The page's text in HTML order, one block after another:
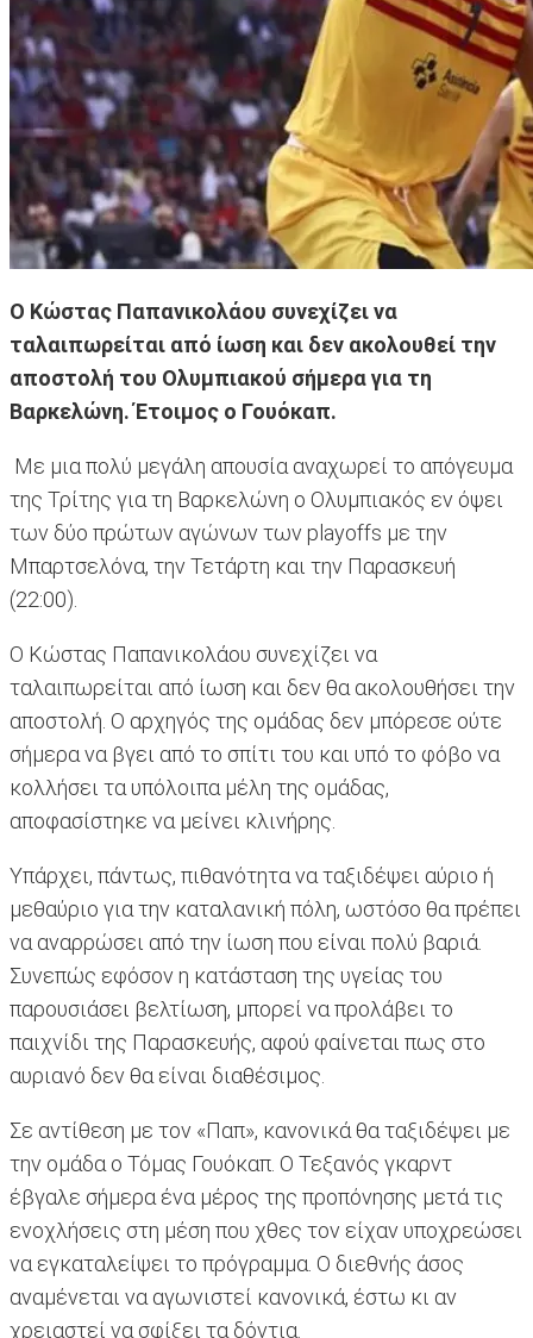
Ο Κώστας Παπανικολάου συνεχίζει να
ταλαιπωρείται από ίωση και δεν ακολουθεί την
αποστολή του Ολυμπιακού σήμερα για τη
Βαρκελώνη. Έτοιμος ο Γουόκαπ.
Με μια πολύ μεγάλη απουσία αναχωρεί το απόγευμα
της Τρίτης για τη Βαρκελώνη ο Ολυμπιακός εν όψει
των δύο πρώτων αγώνων των playoffs με την
Μπαρτσελόνα, την Τετάρτη και την Παρασκευή
(22:00).
Ο Κώστας Παπανικολάου συνεχίζει να
ταλαιπωρείται από ίωση και δεν θα ακολουθήσει την
αποστολή. Ο αρχηγός της ομάδας δεν μπόρεσε ούτε
σήμερα να βγει από το σπίτι του και υπό το φόβο να
κολλήσει τα υπόλοιπα μέλη της ομάδας,
αποφασίστηκε να μείνει κλινήρης.
Υπάρχει, πάντως, πιθανότητα να ταξιδέψει αύριο ή
μεθαύριο για την καταλανική πόλη, ωστόσο θα πρέπει
να αναρρώσει από την ίωση που είναι πολύ βαριά.
Συνεπώς εφόσον η κατάσταση της υγείας του
παρουσιάσει βελτίωση, μπορεί να προλάβει το
παιχνίδι της Παρασκευής, αφού φαίνεται πως στο
αυριανό δεν θα είναι διαθέσιμος.
Σε αντίθεση με τον «Παπ», κανονικά θα ταξιδέψει με
την ομάδα ο Τόμας Γουόκαπ. Ο Τεξανός γκαρντ
έβγαλε σήμερα ένα μέρος της προπόνησης μετά τις
ενοχλήσεις στη μέση που χθες τον είχαν υποχρεώσει
να εγκαταλείψει το πρόγραμμα. Ο διεθνής άσος
αναμένεται να αγωνιστεί κανονικά, έστω κι αν
χρειαστεί να σφίξει τα δόντια.